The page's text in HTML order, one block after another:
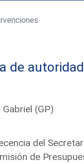
de
(GP)
del
de